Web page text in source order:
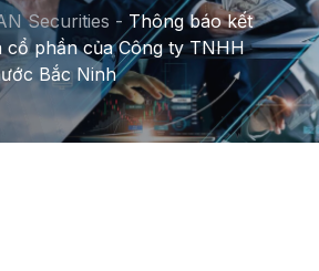
Securities - Thông báo kết
cổ phần của Công ty TNHH
Bắc Ninh